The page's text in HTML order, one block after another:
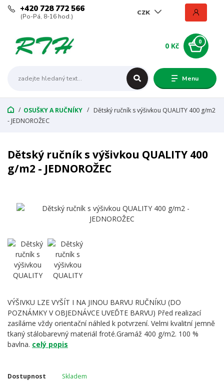
Menu
CZK
+420 728 772 566
(Po-Pá, 8-16 hod.)
0
0 Kč
OSUŠKY A RUČNÍKY
Dětský ručník s výšivkou QUALITY 400 g/m2
- JEDNOROŽEC
Dětský ručník s výšivkou QUALITY 400
g/m2 - JEDNOROŽEC
VÝŠIVKU LZE VYŠÍT I NA JINOU BARVU RUČNÍKU (DO
POZNÁMKY V OBJEDNÁVCE UVEĎTE BARVU) Před realizací
zasíláme vždy orientační náhled k potvrzení. Velmi kvalitní jemně
tkaný stálobarevný materiál froté.Gramáž 400 g/m2. 100 %
bavlna. celý popis
Dostupnost Skladem